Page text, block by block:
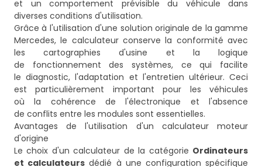
et un comportement prévisible du véhicule dans
diverses conditions d'utilisation.
Grâce à l'utilisation d'une solution originale de la gamme
Mercedes, le calculateur conserve la conformité avec
les cartographies d'usine et la logique
de fonctionnement des systèmes, ce qui facilite
le diagnostic, l'adaptation et l'entretien ultérieur. Ceci
est particulièrement important pour les véhicules
où la cohérence de l'électronique et l'absence
de conflits entre les modules sont essentielles.
Avantages de l'utilisation d'un calculateur moteur
d'origine
Le choix d'un calculateur de la catégorie Ordinateurs
et calculateurs dédié à une configuration spécifique